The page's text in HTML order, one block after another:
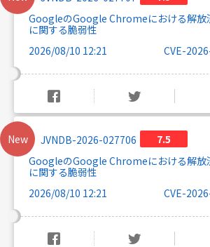
GoogleのGoogle Chromeにおける解放
に関する脆弱性
2026/08/10 12:21 CVE-
New
JVNDB-2026-027706
GoogleのGoogle Chromeにおける解放
に関する脆弱性
7.5
2026/08/10 12:21 CVE-